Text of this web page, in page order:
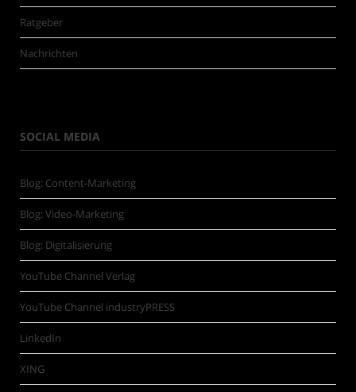
Ratgeber
Nachrichten
SOCIAL MEDIA
Blog: Content-Marketing
Blog: Video-Marketing
Blog: Digitalisierung
YouTube Channel Verlag
YouTube Channel industryPRESS
LinkedIn
XING